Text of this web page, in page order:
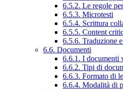
6.5.2. Le regole
6.5.3. Microtesti
6.5.4. Scrittura
6.5.5. Content
6.5.6. Traduzione
6.6. Documenti
6.6.1. I documenti
6.6.2. Tipi di
6.6.3. Formato di
6.6.4. Modalità di